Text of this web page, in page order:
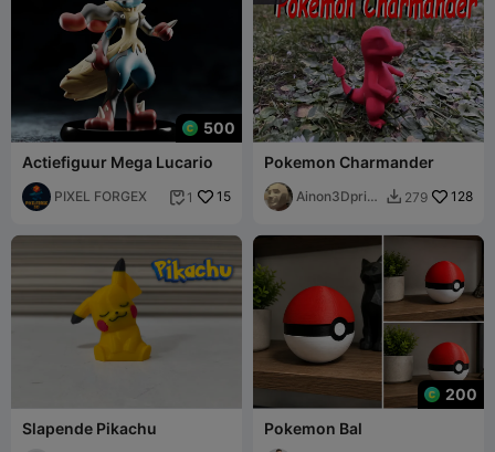
500
Actiefiguur Mega Lucario
PIXEL FORGEX  1 15
Pokemon Charmander
Ainon3Dprint
 279 128
Slapende Pikachu
200
Pokemon Bal